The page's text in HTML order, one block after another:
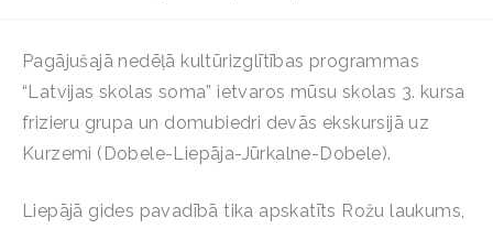
Pagājušajā nedēļā kultūrizglītības programmas
“Latvijas skolas soma” ietvaros mūsu skolas 3. kursa
frizieru grupa un domubiedri devās ekskursijā uz
Kurzemi (Dobele-Liepāja-Jūrkalne-Dobele).
Liepājā gides pavadībā tika apskatīts Rožu laukums,